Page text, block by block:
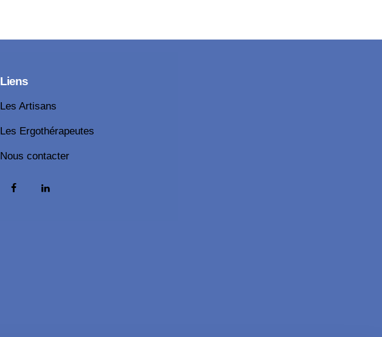
Liens
Les Artisans
Les Ergothérapeutes
Nous contacter